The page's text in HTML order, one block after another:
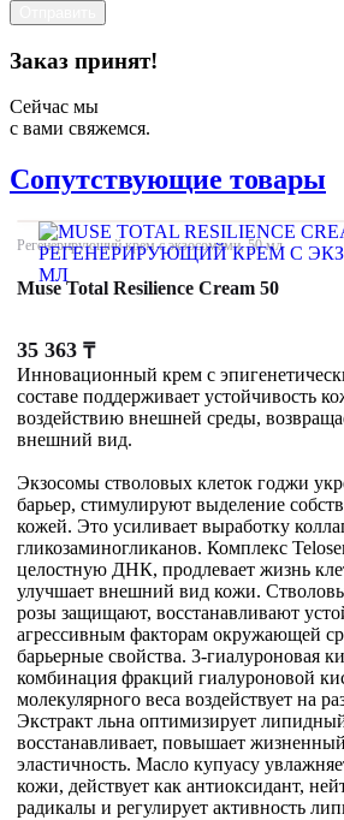
Заказ принят!
Сейчас мы
с вами свяжемся.
Сопутствующие товары
Регенерирующий крем с экзосомами, 50 мл
Muse Total Resilience Cream 50
35 363 ₸
Инновационный крем с
составе поддерживает устойчивость
воздействию внешней среды,
внешний вид.
Экзосомы стволовых клеток годжи
барьер, стимулируют выделение
кожей. Это усиливает выработку
гликозаминогликанов. Комплекс
целостную ДНК, продлевает жизнь
улучшает внешний вид кожи.
розы защищают, восстанавливают
агрессивным факторам окружающей
барьерные свойства. 3-гиалуроновая
комбинация фракций гиалуроновой
молекулярного веса воздействует на
Экстракт льна оптимизирует
восстанавливает, повышает
эластичность. Масло купуасу
кожи, действует как антиоксидант,
радикалы и регулирует активность